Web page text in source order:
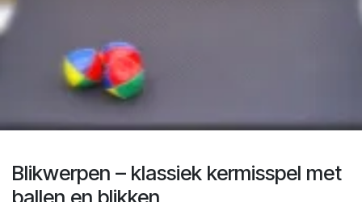
Blikwerpen – klassiek kermisspel met
ballen en blikken